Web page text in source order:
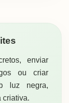
enviar
ou criar
luz negra,
criativa.